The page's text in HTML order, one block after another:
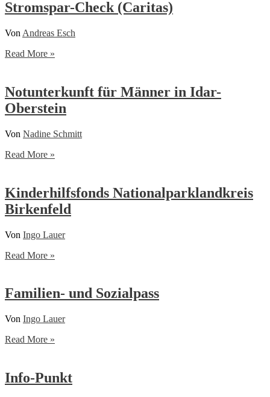
Stromspar-Check (Caritas)
Von Andreas Esch
Stromspar-
Read More »
Notunterkunft für Männer in Idar-
Oberstein
Von Nadine Schmitt
Notunterkunft
in
Idar-
Oberstein
Read More »
Kinderhilfsfonds Nationalparklandkreis
Birkenfeld
Von Ingo Lauer
Kinderhilfsfonds
Read More »
Familien- und Sozialpass
Von Ingo Lauer
Familien-
Read More »
Info-Punkt